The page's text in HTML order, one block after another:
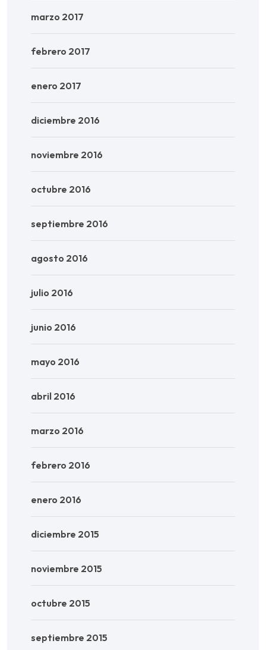
marzo 2017
febrero 2017
enero 2017
diciembre 2016
noviembre 2016
octubre 2016
septiembre 2016
agosto 2016
julio 2016
junio 2016
mayo 2016
abril 2016
marzo 2016
febrero 2016
enero 2016
diciembre 2015
noviembre 2015
octubre 2015
septiembre 2015